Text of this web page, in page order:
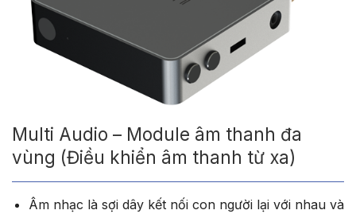
Multi Audio – Module âm thanh đa
vùng (Điều khiển âm thanh từ xa)
Âm nhạc là sợi dây kết nối con người lại với nhau và